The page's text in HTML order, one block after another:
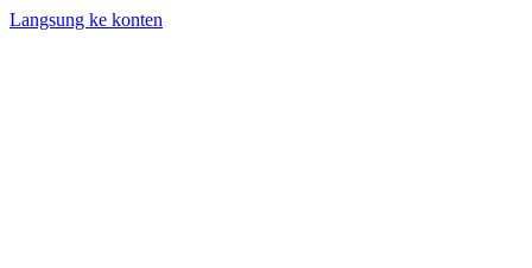
Langsung ke konten